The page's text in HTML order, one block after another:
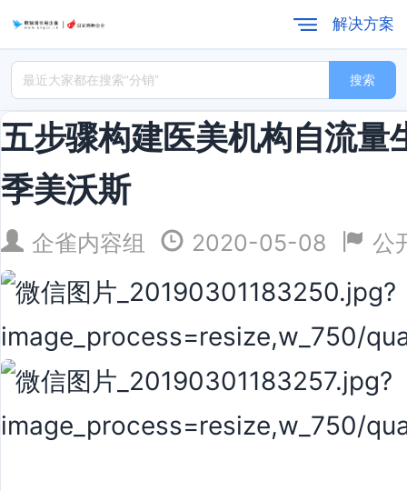
解决方案
搜索
五步骤构建医美机构自流量
季美沃斯
企雀内容组 2020-05-08 公